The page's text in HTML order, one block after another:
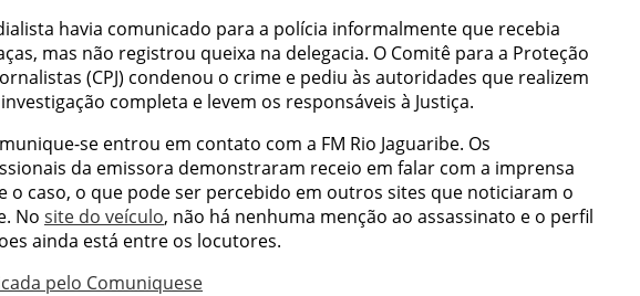
havia comunicado para a polícia informalmente que recebia
mas não registrou queixa na delegacia. O Comitê para a Proteção
(CPJ) condenou o crime e pediu às autoridades que realizem
completa e levem os responsáveis à Justiça.
se entrou em contato com a FM Rio Jaguaribe. Os
da emissora demonstraram receio em falar com a imprensa
o caso, o que pode ser percebido em outros sites que noticiaram o
No site do veículo, não há nenhuma menção ao assassinato e o perfil
ainda está entre os locutores.
pelo Comuniquese